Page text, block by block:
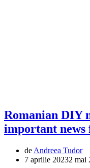
Romanian DIY
important
de Andreea Tudor
7 aprilie 20232 mai